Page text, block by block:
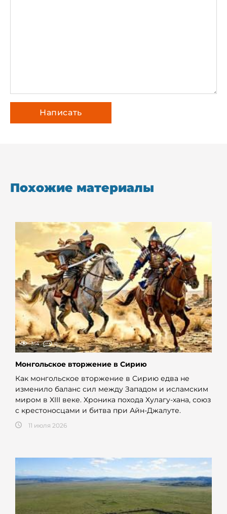
Похожие материалы
314 0
Монгольское вторжение в Сирию
Как монгольское вторжение в Сирию едва не
изменило баланс сил между Западом и исламским
миром в XIII веке. Хроника похода Хулагу-хана, союз
с крестоносцами и битва при Айн-Джалуте.
11 июля 2026